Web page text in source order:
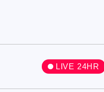
LIVE 24HR